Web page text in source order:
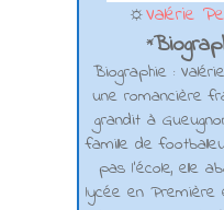
☼Valérie
*
Biographie :
une romancière
grandit à
famille de
pas l'école, elle
lycée en